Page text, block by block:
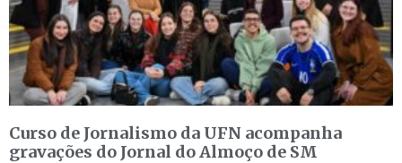
Curso de Jornalismo da UFN acompanha
gravações do Jornal do Almoço de SM